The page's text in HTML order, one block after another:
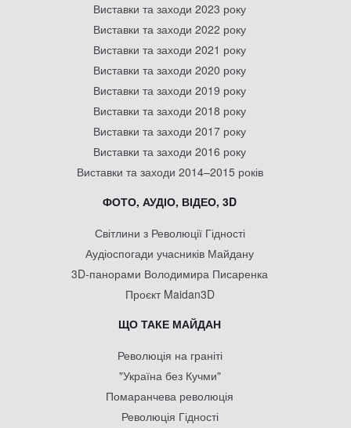
Виставки та заходи 2023 року
Виставки та заходи 2022 року
Виставки та заходи 2021 року
Виставки та заходи 2020 року
Виставки та заходи 2019 року
Виставки та заходи 2018 року
Виставки та заходи 2017 року
Виставки та заходи 2016 року
Виставки та заходи 2014–2015 років
ФОТО, АУДІО, ВІДЕО, 3D
Світлини з Революції Гідності
Аудіоспогади учасників Майдану
3D-панорами Володимира Писаренка
Проєкт Maidan3D
ЩО ТАКЕ МАЙДАН
Революція на граніті
"Україна без Кучми"
Помаранчева революція
Революція Гідності